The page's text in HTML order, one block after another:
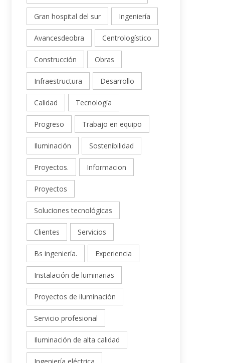
Gran hospital del sur Ingeniería
Avancesdeobra Centrologístico
Construcción Obras
Infraestructura Desarrollo
Calidad Tecnología
Progreso Trabajo en equipo
Iluminación Sostenibilidad
Proyectos. Informacion
Proyectos
Soluciones tecnológicas
Clientes Servicios
Bs ingeniería. Experiencia
Instalación de luminarias
Proyectos de iluminación
Servicio profesional
Iluminación de alta calidad